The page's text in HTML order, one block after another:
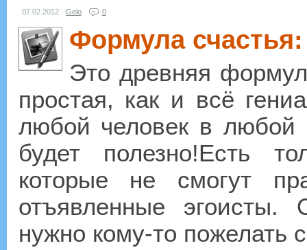
07.02.2012 Gelo 0
Формула
Это древняя
простая, как и всё
любой человек в любой
будет полезно!Есть
которые не смогут
отъявленные
нужно кому-то пожелать